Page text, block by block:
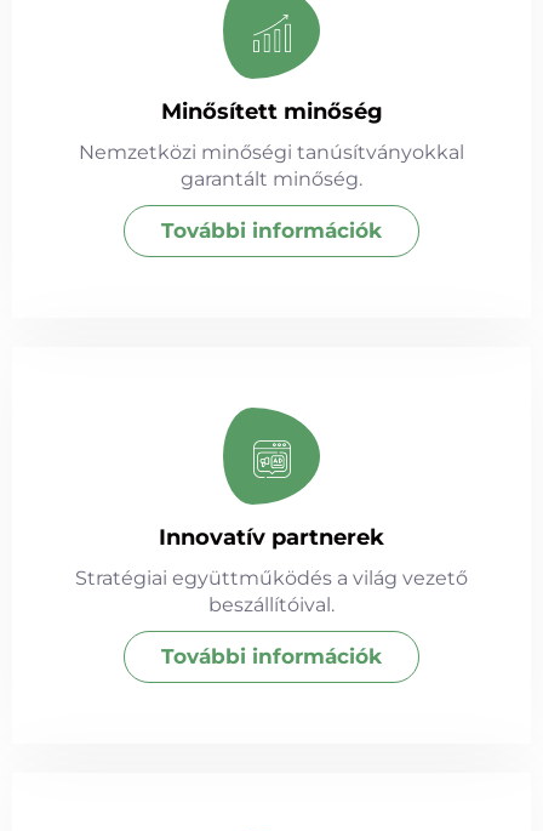
Minősített minőség
Nemzetközi minőségi tanúsítványokkal
garantált minőség.
További információk
Innovatív partnerek
Stratégiai együttműködés a világ vezető
beszállítóival.
További információk